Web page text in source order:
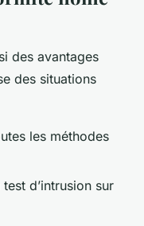
des avantages
des situations
les méthodes
d’intrusion sur